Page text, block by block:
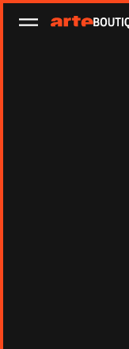
Ouvrir le menu